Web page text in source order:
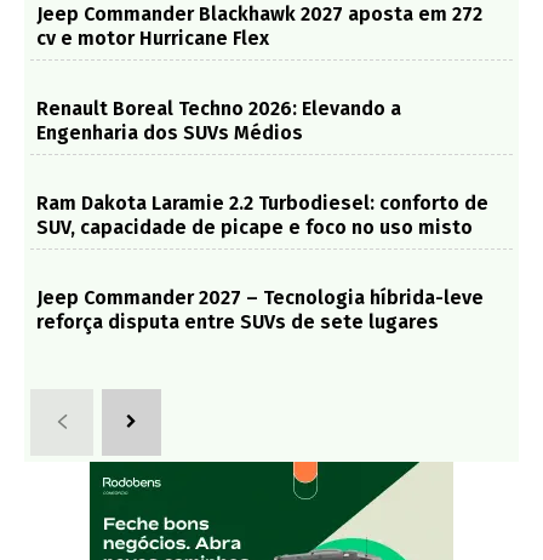
Jeep Commander Blackhawk 2027 aposta em 272
cv e motor Hurricane Flex
Renault Boreal Techno 2026: Elevando a
Engenharia dos SUVs Médios
Ram Dakota Laramie 2.2 Turbodiesel: conforto de
SUV, capacidade de picape e foco no uso misto
Jeep Commander 2027 – Tecnologia híbrida-leve
reforça disputa entre SUVs de sete lugares